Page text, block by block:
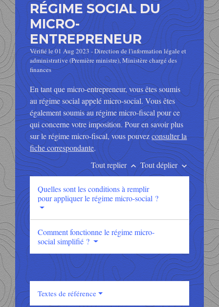
RÉGIME SOCIAL DU
MICRO-
ENTREPRENEUR
Vérifié le 01 Aug 2023 - Direction de l'information légale et
administrative (Première ministre), Ministère chargé des
finances
En tant que micro-entrepreneur, vous êtes soumis
au régime social appelé micro-social. Vous êtes
également soumis au régime micro-fiscal pour ce
qui concerne votre imposition. Pour en savoir plus
sur le régime micro-fiscal, vous pouvezconsulter la
fiche correspondante.
Tout replier keyboard_arrow_up Tout déplierkeyboard_arrow_down
Quelles sont les conditions à remplir
pour appliquer le régime micro-social ?
Comment fonctionne le régime micro-
social simplifié ?
Textes de référence